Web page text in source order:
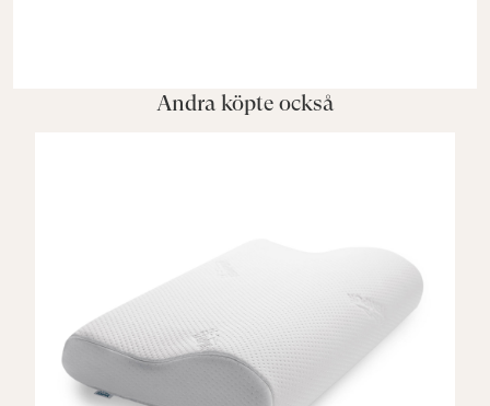
Andra köpte också